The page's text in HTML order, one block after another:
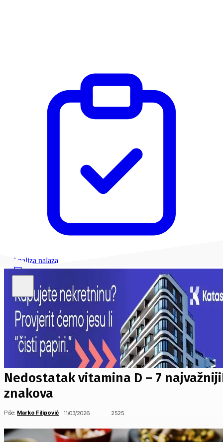
Analiza nalaza
Nedostatak vitamina D – 7
znakova
Piše: Marko Filipović 11/03/2026 2525